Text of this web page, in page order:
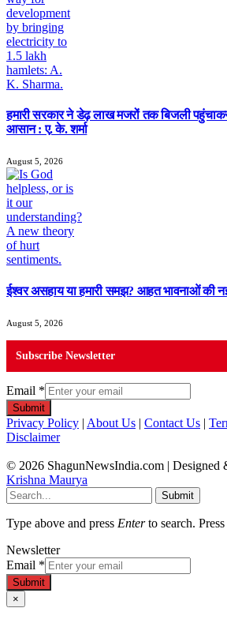
हमारी सरकार ने डेढ़ लाख मजरों तक बिजली
आसान : ए. के. शर्मा
August 5, 2026
ईश्वर असहाय या हमारी समझ? आहत भावनाओं की नई
August 5, 2026
Subscribe Newsletter
Email *
Submit
Privacy Policy | About Us | Contact Us |
Disclaimer
© 2026 ShagunNewsIndia.com | Designed
Krishna Maurya
Submit
Type above and press Enterto search. Press
Newsletter
Email *
Submit
×